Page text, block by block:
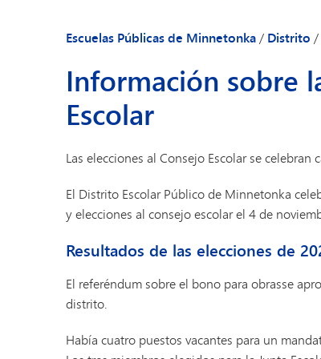
Escuelas Públicas de Minnetonka/ Distrito /
Información sobre
Escolar
Las elecciones al Consejo Escolar se
El Distrito Escolar Público de Minnetonka
y elecciones al consejo escolar el 4 de
Resultados de las elecciones de
El referéndum sobre el bono para obrasse
distrito.
Había cuatro puestos vacantes para un